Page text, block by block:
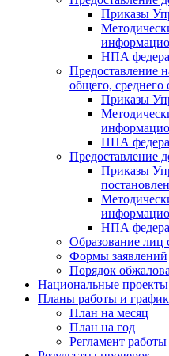
Приказы
НПА
Предоставление
общего, среднего
Приказы
НПА
Предоставление
Приказы
НПА
Образование
Формы заявлений
Порядок
Национальные проекты
Планы работы и
План на месяц
План на год
Регламент работы